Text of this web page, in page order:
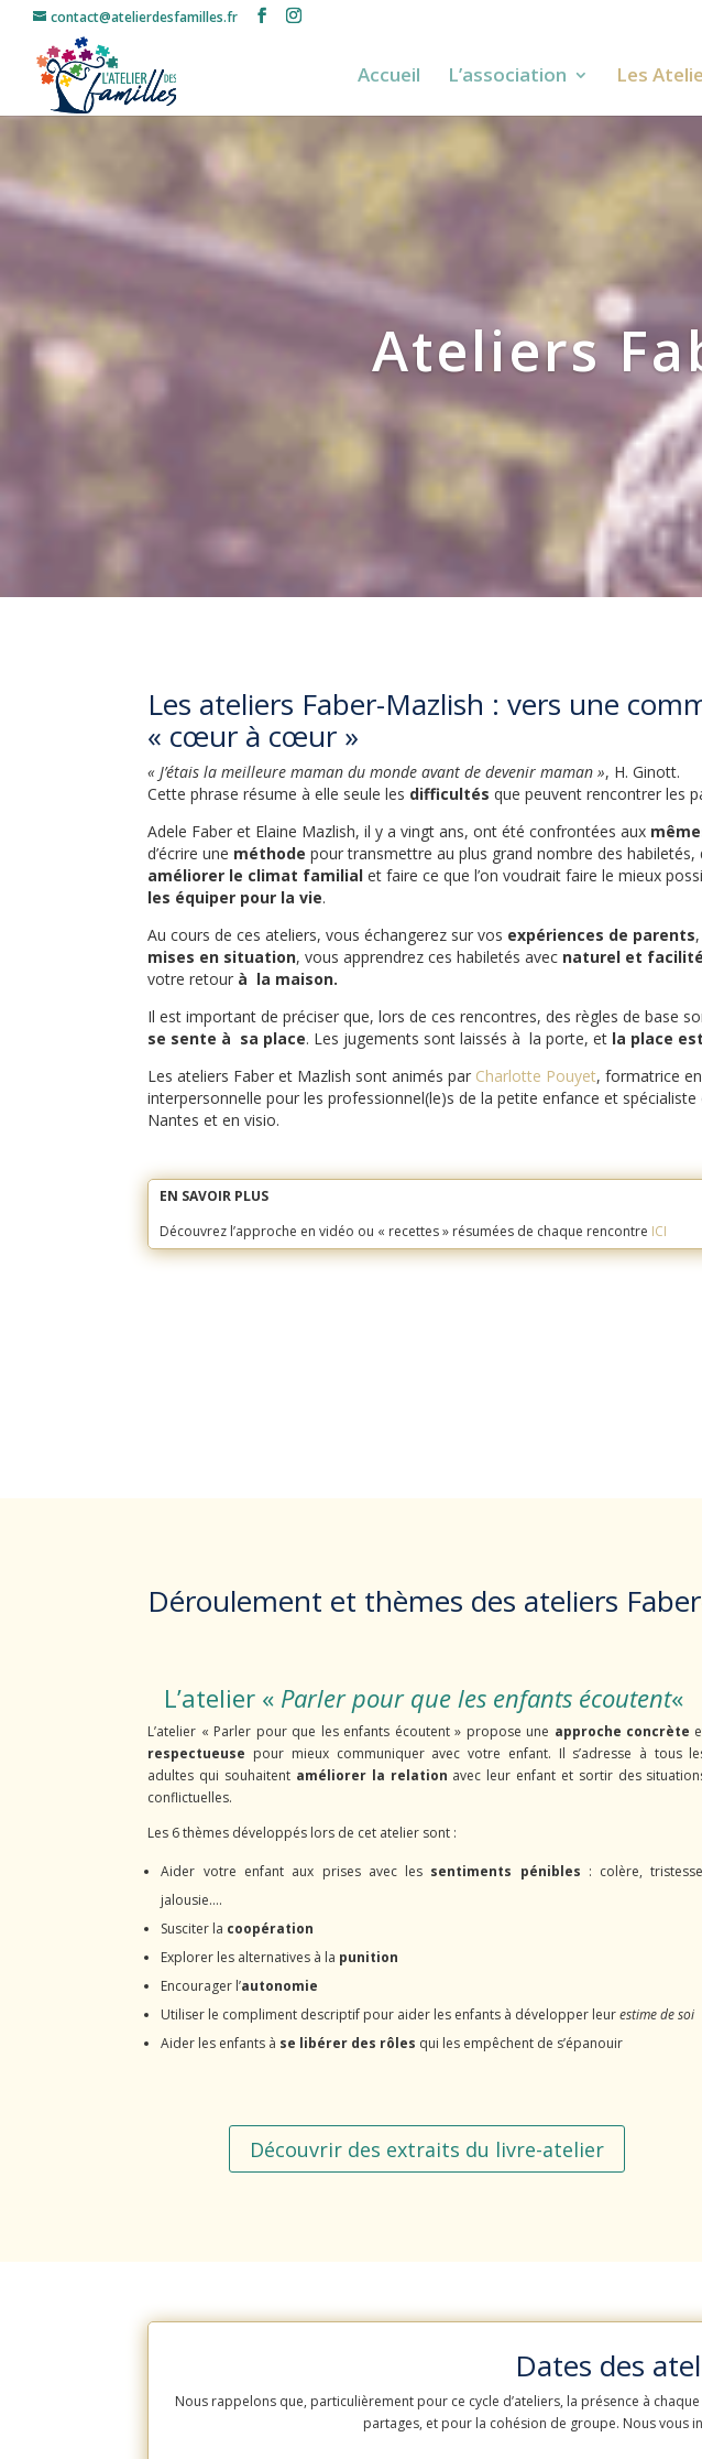
contact@atelierdesfamilles.fr
Accueil L’association Les
Ateliers
Les ateliers Faber-Mazlish : vers une
« cœur à cœur »
« J’étais la meilleure maman du monde avant de devenir maman », H. Ginott.
Cette phrase résume à elle seule les difficultés que peuvent rencontrer les
Adele Faber et Elaine Mazlish, il y a vingt ans, ont été confrontées aux
d’écrire une méthode pour transmettre au plus grand nombre des habiletés,
améliorer le climat familial et faire ce que l’on voudrait faire le mieux
les équiper pour la vie.
Au cours de ces ateliers, vous échangerez sur vos expériences de parents
mises en situation, vous apprendrez ces habiletés avec naturel et facilité
votre retour à la maison.
Il est important de préciser que, lors de ces rencontres, des règles de base
se sente à sa place. Les jugements sont laissés à la porte, et la place
Les ateliers Faber et Mazlish sont animés par Charlotte Pouyet, formatrice
interpersonnelle pour les professionnel(le)s de la petite enfance et
Nantes et en visio.
EN SAVOIR PLUS
Découvrez l’approche en vidéo ou « recettes » résumées de chaque rencontre ICI
Déroulement et thèmes des ateliers
L’atelier « Parler pour que les enfants écoutent«
L’atelier « Parler pour que les enfants écoutent » propose une approche concrète
respectueuse pour mieux communiquer avec votre enfant. Il s’adresse à tous
adultes qui souhaitent améliorer la relation avec leur enfant et sortir des
conflictuelles.
Les 6 thèmes développés lors de cet atelier sont :
Aider votre enfant aux prises avec les sentiments pénibles : colère,
jalousie….
Susciter la coopération
Explorer les alternatives à la punition
Encourager l’autonomie
Utiliser le compliment descriptif pour aider les enfants à développer leurestime de soi
Aider les enfants à se libérer des rôles qui les empêchent de s’épanouir
Découvrir des extraits du livre-atelier
Dates des
Nous rappelons que, particulièrement pour ce cycle d’ateliers, la présence à
partages, et pour la cohésion de groupe. Nous vous